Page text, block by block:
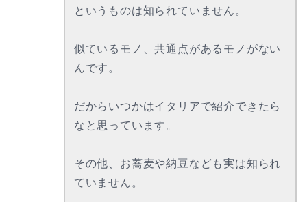
というものは知られていません。
似ているモノ、共通点があるモノがない
んです。
だからいつかはイタリアで紹介できたら
なと思っています。
その他、お蕎麦や納豆なども実は知られ
ていません。